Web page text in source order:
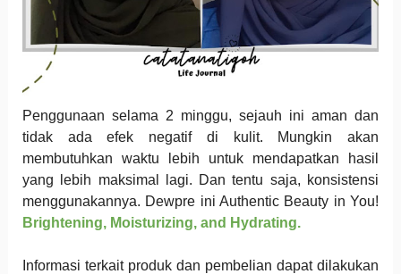
Penggunaan selama 2 minggu, sejauh ini aman dan
tidak ada efek negatif di kulit. Mungkin akan
membutuhkan waktu lebih untuk mendapatkan hasil
yang lebih maksimal lagi. Dan tentu saja, konsistensi
menggunakannya. Dewpre ini Authentic Beauty in You!
Brightening, Moisturizing, and Hydrating.
Informasi terkait produk dan pembelian dapat dilakukan